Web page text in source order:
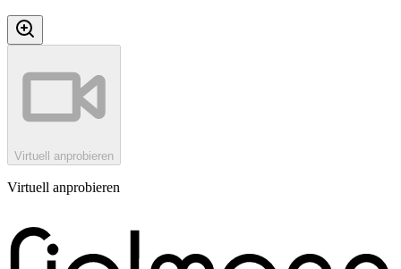
Virtuell anprobieren
Virtuell anprobieren